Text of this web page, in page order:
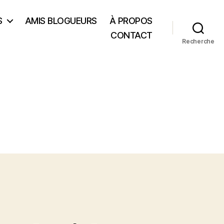
AMIS BLOGUEURS
À PROPOS
CONTACT
Recherche